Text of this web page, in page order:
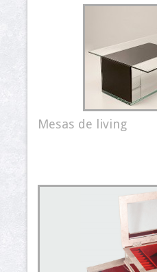
Mesas de living